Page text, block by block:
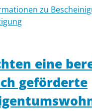
zu
eine
geförderte